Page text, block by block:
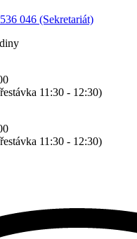
046 (Sekretariát)
11:30 - 12:30)
11:30 - 12:30)